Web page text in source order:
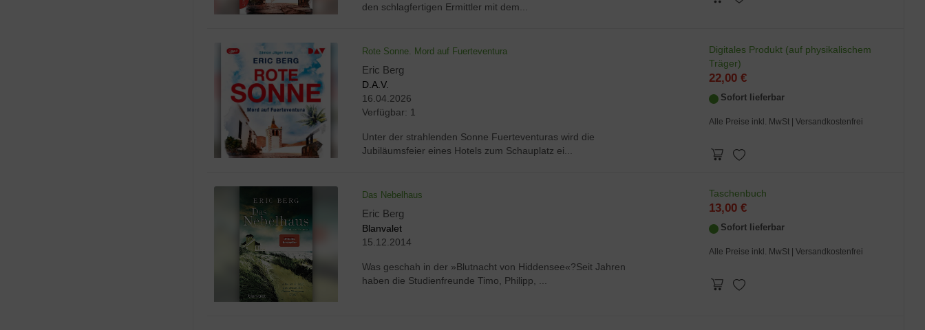
den schlagfertigen Ermittler mit dem...
Rote Sonne. Mord auf Fuerteventura
Eric Berg
D.A.V.
16.04.2026
Verfügbar: 1
Unter der strahlenden Sonne Fuerteventuras wird die
Jubiläumsfeier eines Hotels zum Schauplatz ei...
Digitales Produkt (auf physikalischem
Träger)
22,00 €
Sofort lieferbar
Alle Preise inkl. MwSt | Versandkostenfrei
Das Nebelhaus
Eric Berg
Blanvalet
15.12.2014
Was geschah in der »Blutnacht von Hiddensee«?Seit Jahren
haben die Studienfreunde Timo, Philipp, ...
Taschenbuch
13,00 €
Sofort lieferbar
Alle Preise inkl. MwSt | Versandkostenfrei